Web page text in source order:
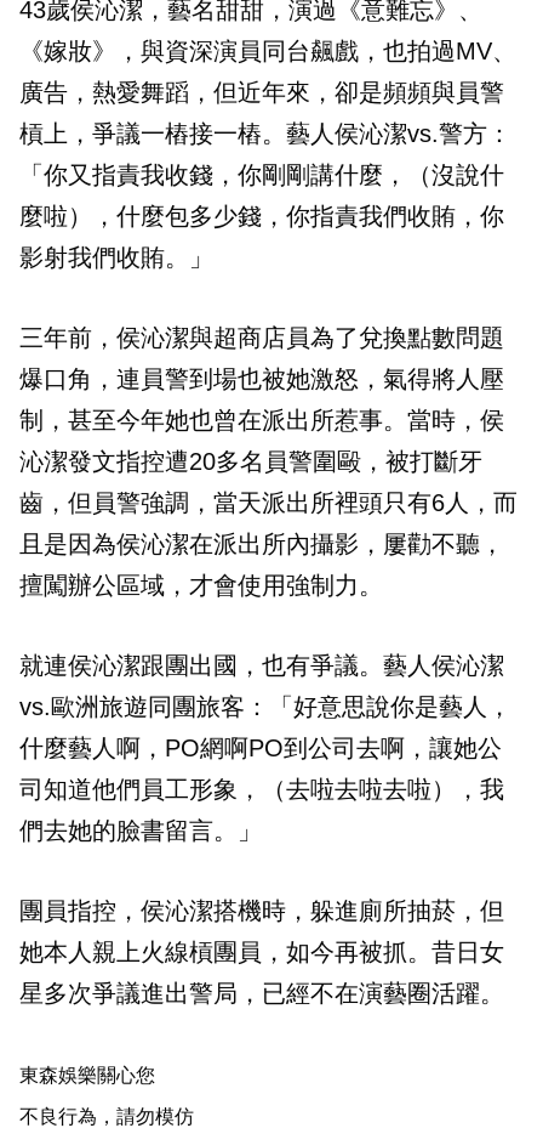
43歲侯沁潔，藝名甜甜，演過《意難忘》、
《嫁妝》，與資深演員同台飆戲，也拍過MV、
廣告，熱愛舞蹈，但近年來，卻是頻頻與員警
槓上，爭議一樁接一樁。藝人侯沁潔vs.警方：
「你又指責我收錢，你剛剛講什麼，（沒說什
麼啦），什麼包多少錢，你指責我們收賄，你
影射我們收賄。」
三年前，侯沁潔與超商店員為了兌換點數問題
爆口角，連員警到場也被她激怒，氣得將人壓
制，甚至今年她也曾在派出所惹事。當時，侯
沁潔發文指控遭20多名員警圍毆，被打斷牙
齒，但員警強調，當天派出所裡頭只有6人，而
且是因為侯沁潔在派出所內攝影，屢勸不聽，
擅闖辦公區域，才會使用強制力。
就連侯沁潔跟團出國，也有爭議。藝人侯沁潔
vs.歐洲旅遊同團旅客：「好意思說你是藝人，
什麼藝人啊，PO網啊PO到公司去啊，讓她公
司知道他們員工形象，（去啦去啦去啦），我
們去她的臉書留言。」
團員指控，侯沁潔搭機時，躲進廁所抽菸，但
她本人親上火線槓團員，如今再被抓。昔日女
星多次爭議進出警局，已經不在演藝圈活躍。
東森娛樂關心您
不良行為，請勿模仿